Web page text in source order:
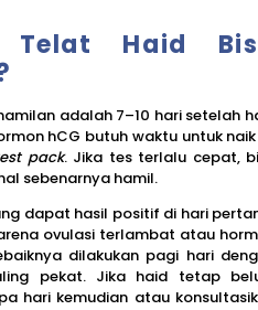
Telat Haid
adalah 7–10 hari setelah
hCG butuh waktu untuk
pack. Jika tes terlalu cepat,
sebenarnya hamil.
dapat hasil positif di hari
ovulasi terlambat atau
dilakukan pagi hari
pekat. Jika haid tetap
hari kemudian atau